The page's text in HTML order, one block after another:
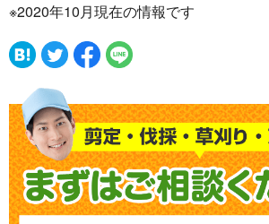
※2020年10月現在の情報です